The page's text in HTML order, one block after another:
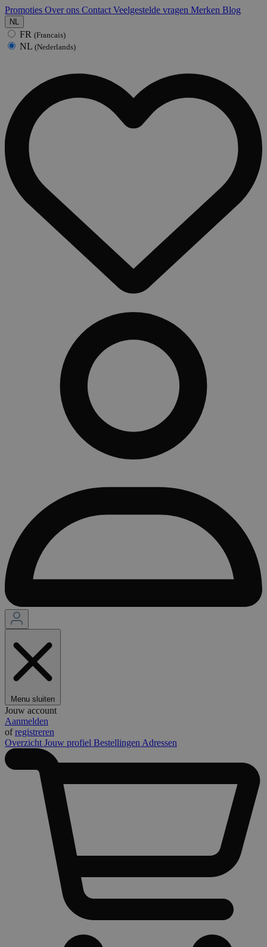
Promoties Over ons Contact Veelgestelde vragen Merken Blog
NL
FR (Francais)
NL (Nederlands)
Menu sluiten
Jouw account
Aanmelden
ofregistreren
Overzicht Jouw profiel Bestellingen Adressen